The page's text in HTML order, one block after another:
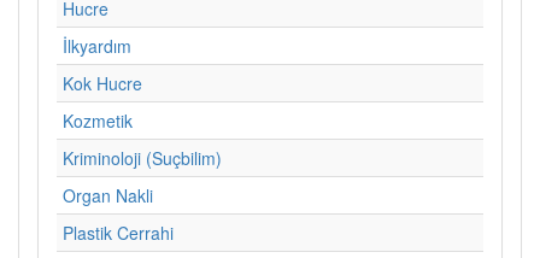
Hucre
İlkyardım
Kok Hucre
Kozmetik
Kriminoloji (Suçbilim)
Organ Nakli
Plastik Cerrahi